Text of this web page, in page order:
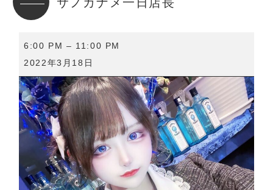
カ
ナ
メ
一
長
6:00 PM – 11:00 PM
2022年3月18日